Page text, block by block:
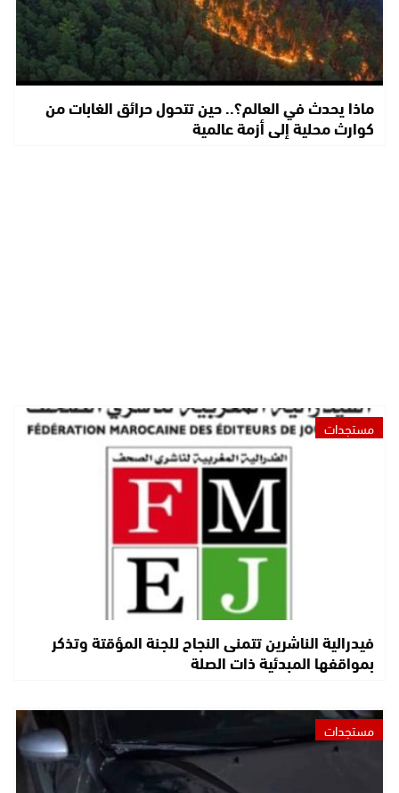
ماذا يحدث في العالم؟.. حين تتحول حرائق الغابات من
كوارث محلية إلى أزمة عالمية
مستجدات
فيدرالية الناشرين تتمنى النجاح للجنة المؤقتة وتذكر
بمواقفها المبدئية ذات الصلة
مستجدات